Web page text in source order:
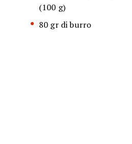
(100 g)
80 gr di burro